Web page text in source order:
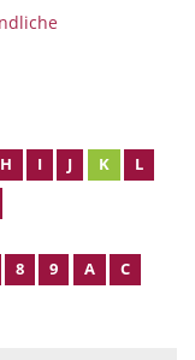
H I J K
L
8 9 A
C